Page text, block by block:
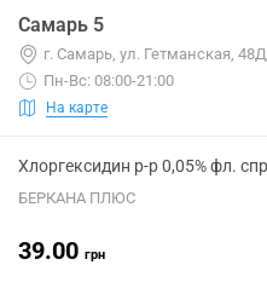
Самарь 5
г. Самарь, ул. Гетманская, 48Д
Пн-Вс: 08:00-21:00
На карте
Хлоргексидин р-р 0,05% фл.
БЕРКАНА ПЛЮС
39.00 грн